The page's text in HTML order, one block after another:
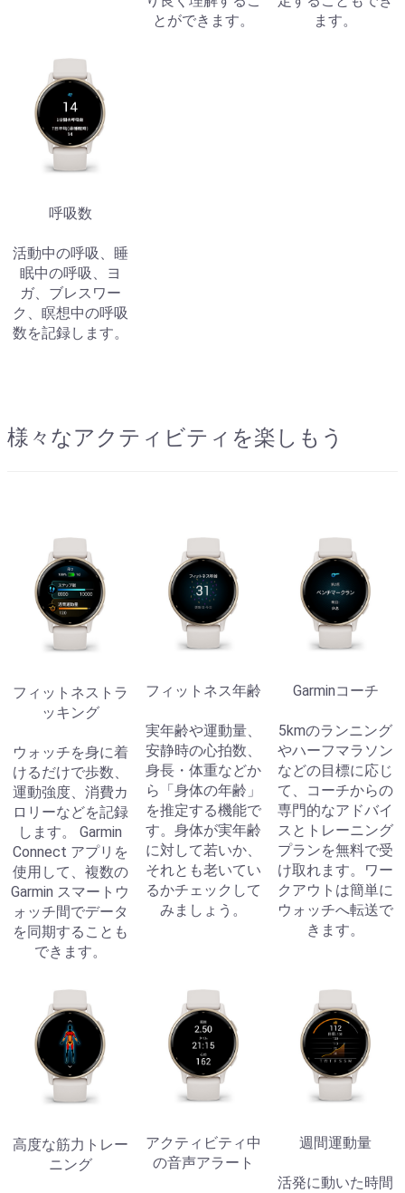
とができます。
ます。
呼吸数
活動中の呼吸、睡
眠中の呼吸、ヨ
ガ、ブレスワー
ク、瞑想中の呼吸
数を記録します。
様々なアクティビティを楽しもう
フィットネストラ
ッキング
ウォッチを身に着
けるだけで歩数、
運動強度、消費カ
ロリーなどを記録
します。 Garmin
Connect アプリを
使用して、複数の
Garmin スマートウ
ォッチ間でデータ
を同期することも
できます。
フィットネス年齢
実年齢や運動量、
安静時の心拍数、
身長・体重などか
ら「身体の年齢」
を推定する機能で
す。身体が実年齢
に対して若いか、
それとも老いてい
るかチェックして
みましょう。
Garminコーチ
5kmのランニング
やハーフマラソン
などの目標に応じ
て、コーチからの
専門的なアドバイ
スとトレーニング
プランを無料で受
け取れます。ワー
クアウトは簡単に
ウォッチへ転送で
きます。
高度な筋力トレー
ニング
アクティビティ中
の音声アラート
週間運動量
活発に動いた時間